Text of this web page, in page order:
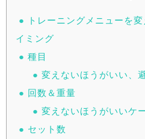
トレーニングメニューを
イミング
種目
変えないほうがいい、
回数＆重量
変えないほうがいいケ
セット数